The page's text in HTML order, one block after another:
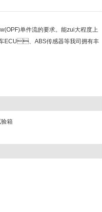
单件流的要求。能zui大程度上
汽车ECU、ABS传感器等我司拥有丰
箱